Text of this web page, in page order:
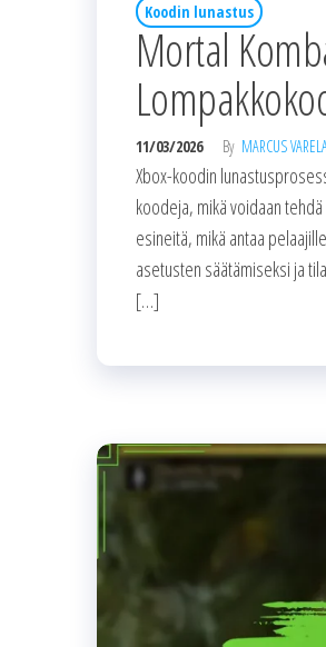
Koodin lunastus
Mortal
11/03/2026 By MARCUS
Xbox-koodin
koodeja, mikä voidaan
esineitä, mikä antaa
asetusten säätämiseksi ja
[…]